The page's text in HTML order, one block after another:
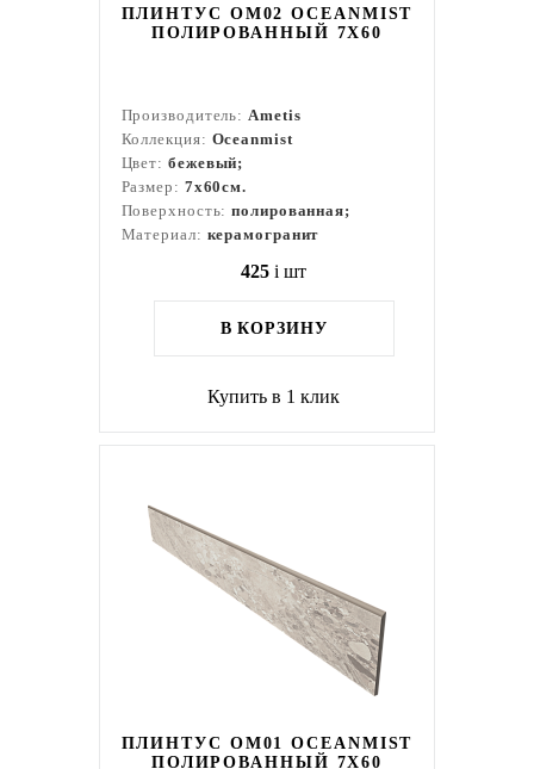
ПЛИНТУС OM02 OCEANMIST
ПОЛИРОВАННЫЙ 7X60
Производитель:Ametis
Коллекция: Oceanmist
Цвет: бежевый;
Размер: 7x60см.
Поверхность:полированная;
Материал: керамогранит
425 i шт
В КОРЗИНУ
Купить в 1 клик
ПЛИНТУС OM01 OCEANMIST
ПОЛИРОВАННЫЙ 7X60